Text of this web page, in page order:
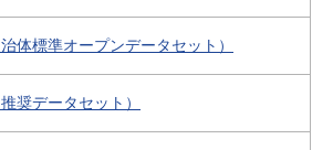
体標準オープンデータセット）
奨データセット）